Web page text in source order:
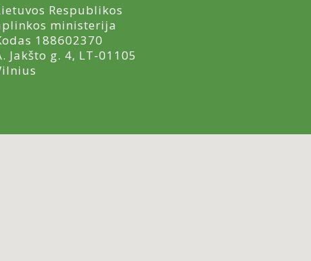
Respublikos
ministerija
188602370
Jakšto g. 4, LT-01105